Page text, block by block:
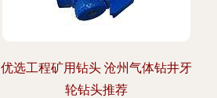
优选工程矿用钻头 沧州气体钻井牙
轮钻头推荐